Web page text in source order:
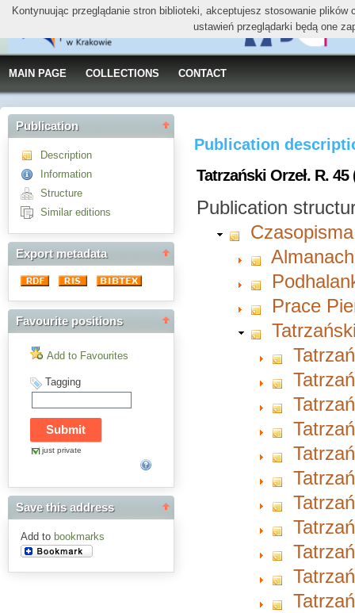
MAIN PAGE COLLECTIONS CONTACT
Publication
Description
Information
Structure
Similar editions
Export metadata
Favourite positions
Add to Favourites
Tagging
just private
Save this address
Add to bookmarks
Publication
Tatrzański Orzeł. R. 45
Publication
Czasopisma
Prace
Kontynuując przeglądanie stron biblioteki, akceptujesz stosowanie
ustawień przeglądarki będą one